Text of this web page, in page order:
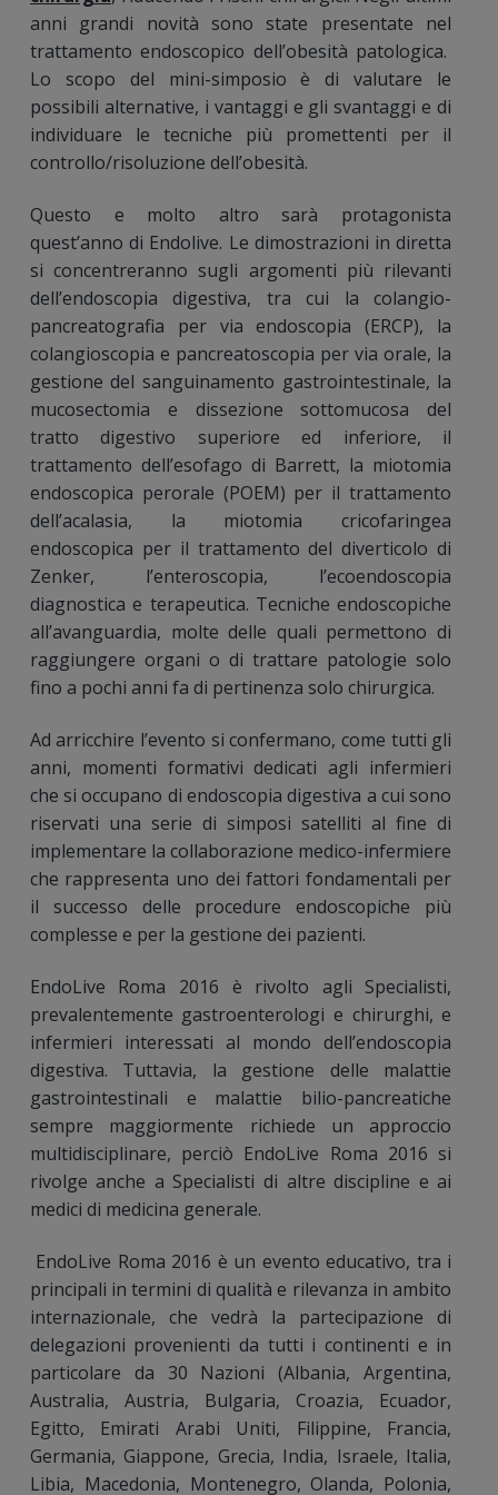
anni grandi novità sono state presentate nel
trattamento endoscopico dell’obesità patologica.
Lo scopo del mini-simposio è di valutare le
possibili alternative, i vantaggi e gli svantaggi e di
individuare le tecniche più promettenti per il
controllo/risoluzione dell’obesità.
Questo e molto altro sarà protagonista
quest’anno di Endolive. Le dimostrazioni in diretta
si concentreranno sugli argomenti più rilevanti
dell’endoscopia digestiva, tra cui la colangio-
pancreatografia per via endoscopia (ERCP), la
colangioscopia e pancreatoscopia per via orale, la
gestione del sanguinamento gastrointestinale, la
mucosectomia e dissezione sottomucosa del
tratto digestivo superiore ed inferiore, il
trattamento dell’esofago di Barrett, la miotomia
endoscopica perorale (POEM) per il trattamento
dell’acalasia, la miotomia cricofaringea
endoscopica per il trattamento del diverticolo di
Zenker, l’enteroscopia, l’ecoendoscopia
diagnostica e terapeutica. Tecniche endoscopiche
all’avanguardia, molte delle quali permettono di
raggiungere organi o di trattare patologie solo
fino a pochi anni fa di pertinenza solo chirurgica.
Ad arricchire l’evento si confermano, come tutti gli
anni, momenti formativi dedicati agli infermieri
che si occupano di endoscopia digestiva a cui sono
riservati una serie di simposi satelliti al fine di
implementare la collaborazione medico-infermiere
che rappresenta uno dei fattori fondamentali per
il successo delle procedure endoscopiche più
complesse e per la gestione dei pazienti.
EndoLive Roma 2016 è rivolto agli Specialisti,
prevalentemente gastroenterologi e chirurghi, e
infermieri interessati al mondo dell’endoscopia
digestiva. Tuttavia, la gestione delle malattie
gastrointestinali e malattie bilio-pancreatiche
sempre maggiormente richiede un approccio
multidisciplinare, perciò EndoLive Roma 2016 si
rivolge anche a Specialisti di altre discipline e ai
medici di medicina generale.
EndoLive Roma 2016 è un evento educativo, tra i
principali in termini di qualità e rilevanza in ambito
internazionale, che vedrà la partecipazione di
delegazioni provenienti da tutti i continenti e in
particolare da 30 Nazioni (Albania, Argentina,
Australia, Austria, Bulgaria, Croazia, Ecuador,
Egitto, Emirati Arabi Uniti, Filippine, Francia,
Germania, Giappone, Grecia, India, Israele, Italia,
Libia, Macedonia, Montenegro, Olanda, Polonia,